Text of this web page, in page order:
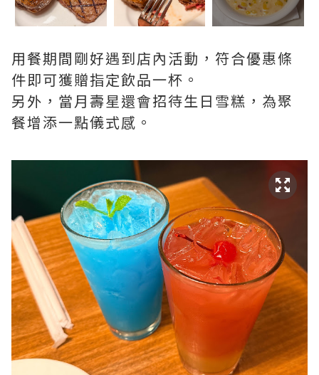
用餐期間剛好遇到店內活動，符合優惠條
件即可獲贈指定飲品一杯。
另外，當月壽星還會招待生日雪糕，為聚
餐增添一點儀式感。